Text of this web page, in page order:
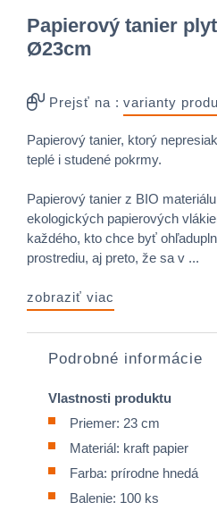
Papierový tanier
Ø23cm
Prejsť na : varianty
Papierový tanier, ktorý
teplé i studené pokrmy.
Papierový tanier z BIO
ekologických papierových
každého, kto chce byť
prostrediu, aj preto, že sa v ...
zobraziť viac
Podrobné informácie
Vlastnosti produktu
Priemer: 23 cm
Materiál: kraft papier
Farba: prírodne hnedá
Balenie: 100 ks